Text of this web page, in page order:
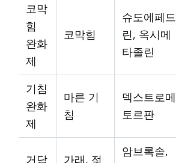
코막
힘
완화
제
코막힘
슈도에페드
린, 옥시메
타졸린
기침
완화
제
마른 기
침
덱스트로메
토르판
거담
가래, 젖
암브록솔,